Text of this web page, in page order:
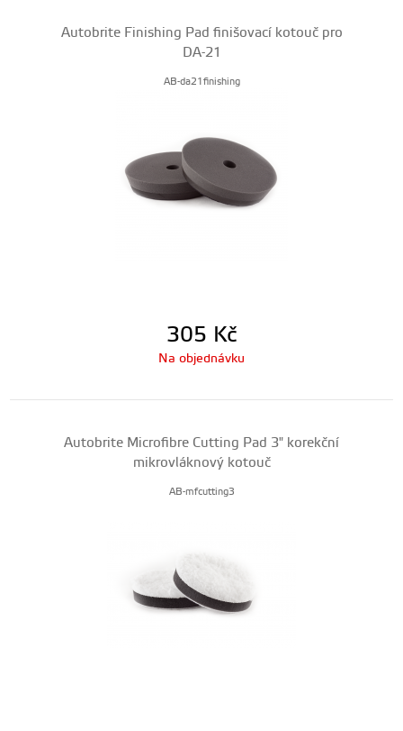
Autobrite Finishing Pad finišovací kotouč pro
DA-21
AB-da21finishing
305 Kč
Na objednávku
Autobrite Microfibre Cutting Pad 3" korekční
mikrovláknový kotouč
AB-mfcutting3